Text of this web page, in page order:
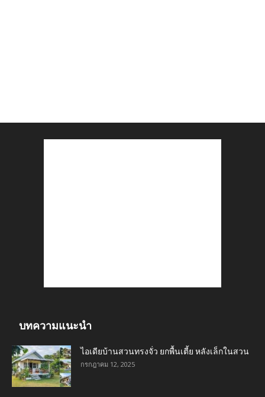
บทความแนะนำ
ไอเดียบ้านสวนทรงจั่ว ยกพื้นเตี้ย หลังเล็กในสวน
กรกฎาคม 12, 2025